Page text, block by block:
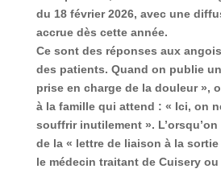
du 18 février 2026, avec une
accrue dès cette année.
Ce sont des réponses aux
des patients. Quand on publie
prise en charge de la douleur »,
à la famille qui attend : « Ici, on
souffrir inutilement ».
de la « lettre de liaison à la
le médecin traitant de Cuisery